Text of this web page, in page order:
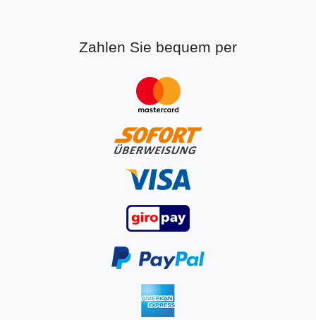
Zahlen Sie bequem per